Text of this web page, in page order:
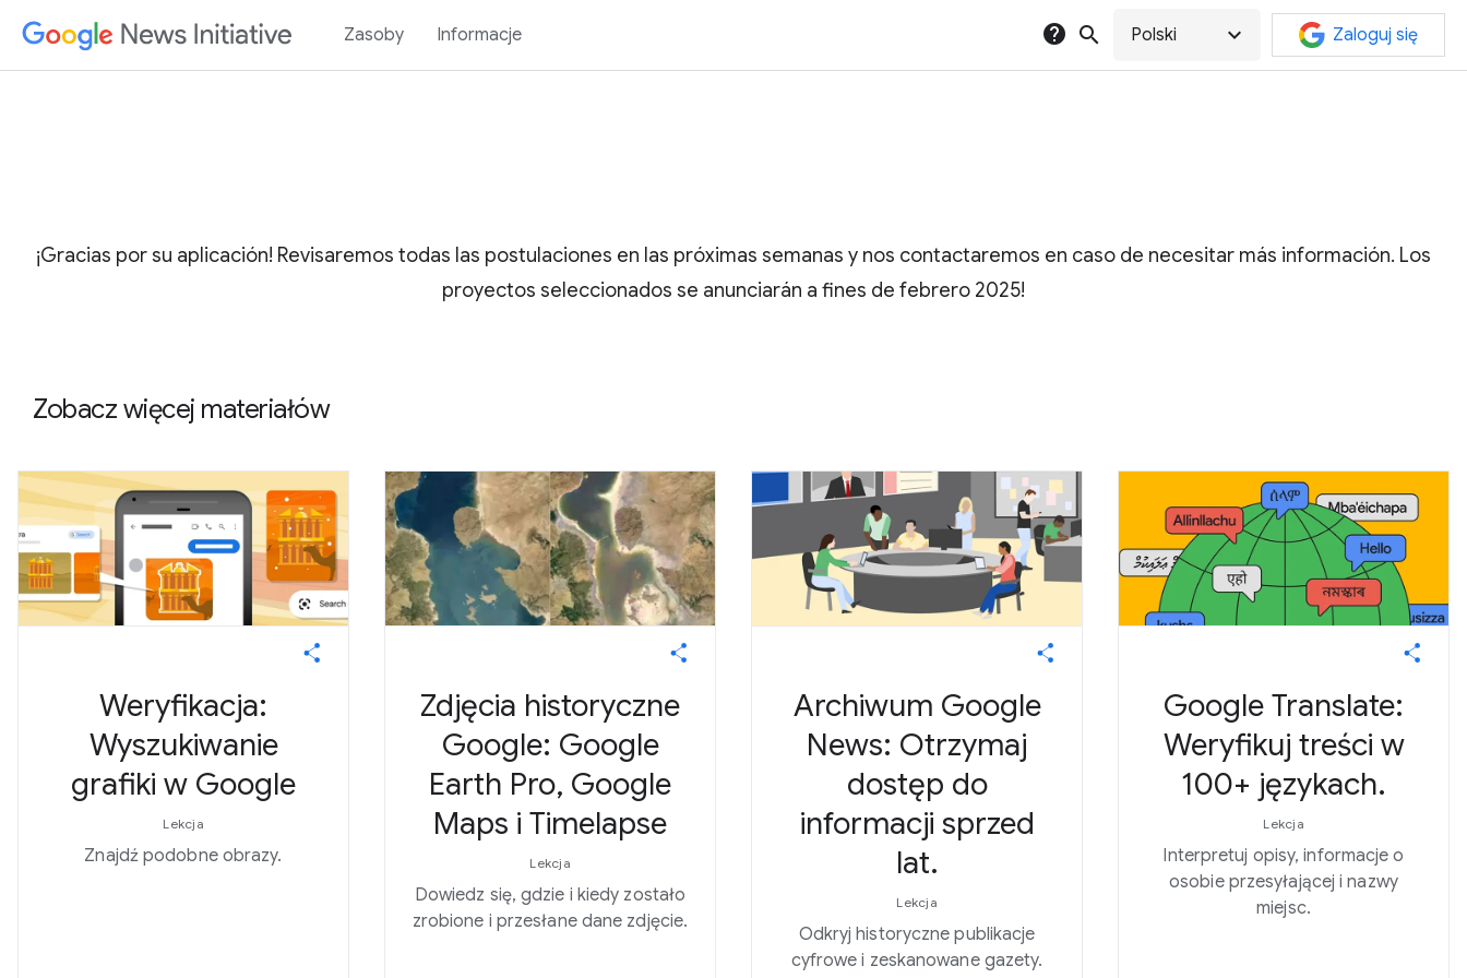
Zasoby Informacje help search Polski expand_more Zaloguj się
¡Gracias por su aplicación! Revisaremos todas las postulaciones en las próximas semanas y nos contactaremos en caso de necesitar más información. Los
proyectos seleccionados se anunciarán a fines de febrero 2025!
Zobacz więcej materiałów
Weryfikacja:
Wyszukiwanie
grafiki w Google
Lekcja
Znajdź podobne obrazy.
Zdjęcia historyczne
Google: Google
Earth Pro, Google
Maps i Timelapse
Lekcja
Dowiedz się, gdzie i kiedy zostało
zrobione i przesłane dane zdjęcie.
Archiwum Google
News: Otrzymaj
dostęp do
informacji sprzed
lat.
Lekcja
Odkryj historyczne publikacje
cyfrowe i zeskanowane gazety.
Google Translate:
Weryfikuj treści w
100+ językach.
Lekcja
Interpretuj opisy, informacje o
osobie przesyłającej i nazwy
miejsc.